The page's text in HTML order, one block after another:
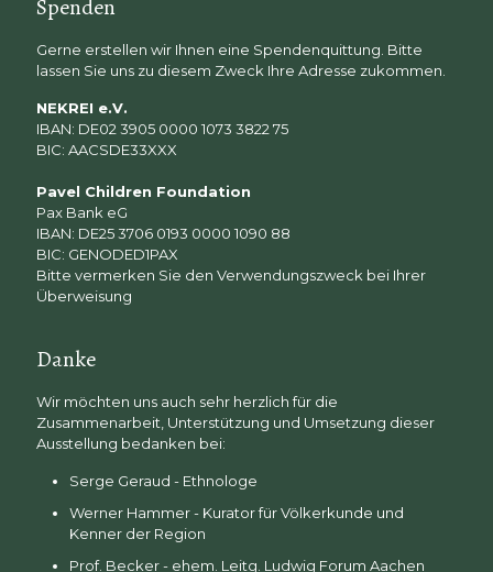
Spenden
Gerne erstellen wir Ihnen eine Spendenquittung. Bitte
lassen Sie uns zu diesem Zweck Ihre Adresse zukommen.
NEKREI e.V.
IBAN: DE02 3905 0000 1073 3822 75
BIC: AACSDE33XXX
Pavel Children Foundation
Pax Bank eG
IBAN: DE25 3706 0193 0000 1090 88
BIC: GENODED1PAX
Bitte vermerken Sie den Verwendungszweck bei Ihrer
Überweisung
Danke
Wir möchten uns auch sehr herzlich für die
Zusammenarbeit, Unterstützung und Umsetzung dieser
Ausstellung bedanken bei:
Serge Geraud - Ethnologe
Werner Hammer - Kurator für Völkerkunde und
Kenner der Region
Prof. Becker - ehem. Leitg. Ludwig Forum Aachen